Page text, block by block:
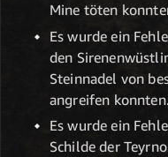
Mine töten
Es wurde ein
den
Steinnadel von
angreifen konnten.
Es wurde ein
Schilde der